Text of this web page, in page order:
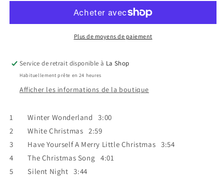
Miracles
Album
VG+/VG+
Miracles
Album
VG+/VG+
Plus de moyens de paiement
Service de retrait disponible à La Shop
Habituellement prête en 24 heures
Afficher les informations de la boutique
1 Winter Wonderland 3:00
2 White Christmas 2:59
3 Have Yourself A Merry Little Christmas 3:54
4 The Christmas Song 4:01
5 Silent Night 3:44